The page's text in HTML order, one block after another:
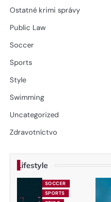
Ostatné krimi správy
Public Law
Soccer
Sports
Style
Swimming
Uncategorized
Zdravotníctvo
Lifestyle
SOCCER
SPORTS